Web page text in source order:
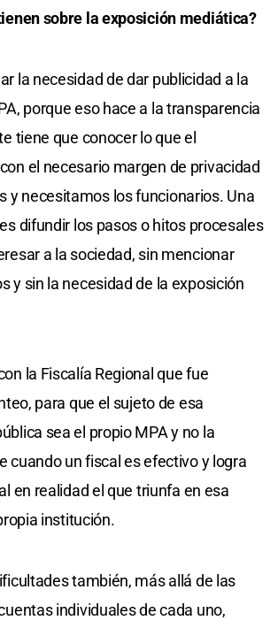
sobre la exposición mediática?
la necesidad de dar publicidad a la
porque eso hace a la transparencia
tiene que conocer lo que el
el necesario margen de privacidad
y necesitamos los funcionarios. Una
difundir los pasos o hitos procesales
a la sociedad, sin mencionar
y sin la necesidad de la exposición
la Fiscalía Regional que fue
para que el sujeto de esa
sea el propio MPA y no la
cuando un fiscal es efectivo y logra
en realidad el que triunfa en esa
institución.
también, más allá de las
individuales de cada uno,